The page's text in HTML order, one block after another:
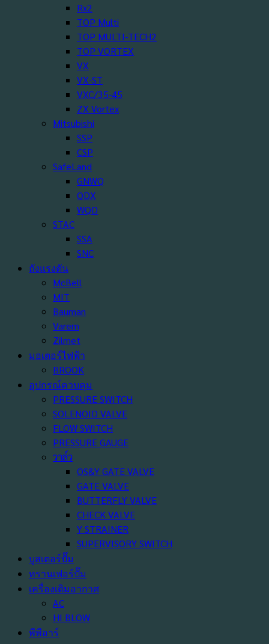
Rx2
TOP Multi
TOP MULTI-TECH2
TOP VORTEX
VX
VX-ST
VXC/35-45
ZX Vortex
Mitsubishi
SSP
CSP
SafeLand
GNWQ
QDX
WQD
STAC
SSA
SNC
ถังแรงดัน
McBell
MIT
Bauman
Varem
Zilmet
มอเตอร์ไฟฟ้า
BROOK
อุปกรณ์ควบคุม
PRESSURE SWITCH
SOLENOID VALVE
FLOW SWITCH
PRESSURE GAUGE
วาล์ว
OS&Y GATE VALVE
GATE VALVE
BUTTERFLY VALVE
CHECK VALVE
Y STRAINER
SUPERVISORY SWITCH
บูสเตอร์ปั๊ม
ทรานเฟอร์ปั๊ม
เครื่องเติมอากาศ
AC
HI BLOW
พีพีอาร์